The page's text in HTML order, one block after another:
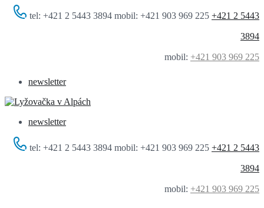
tel: +421 2 5443 3894 mobil: +421 903 969 225 +421 2 5443
3894
mobil: +421 903 969 225
newsletter
newsletter
tel: +421 2 5443 3894 mobil: +421 903 969 225 +421 2 5443
3894
mobil: +421 903 969 225